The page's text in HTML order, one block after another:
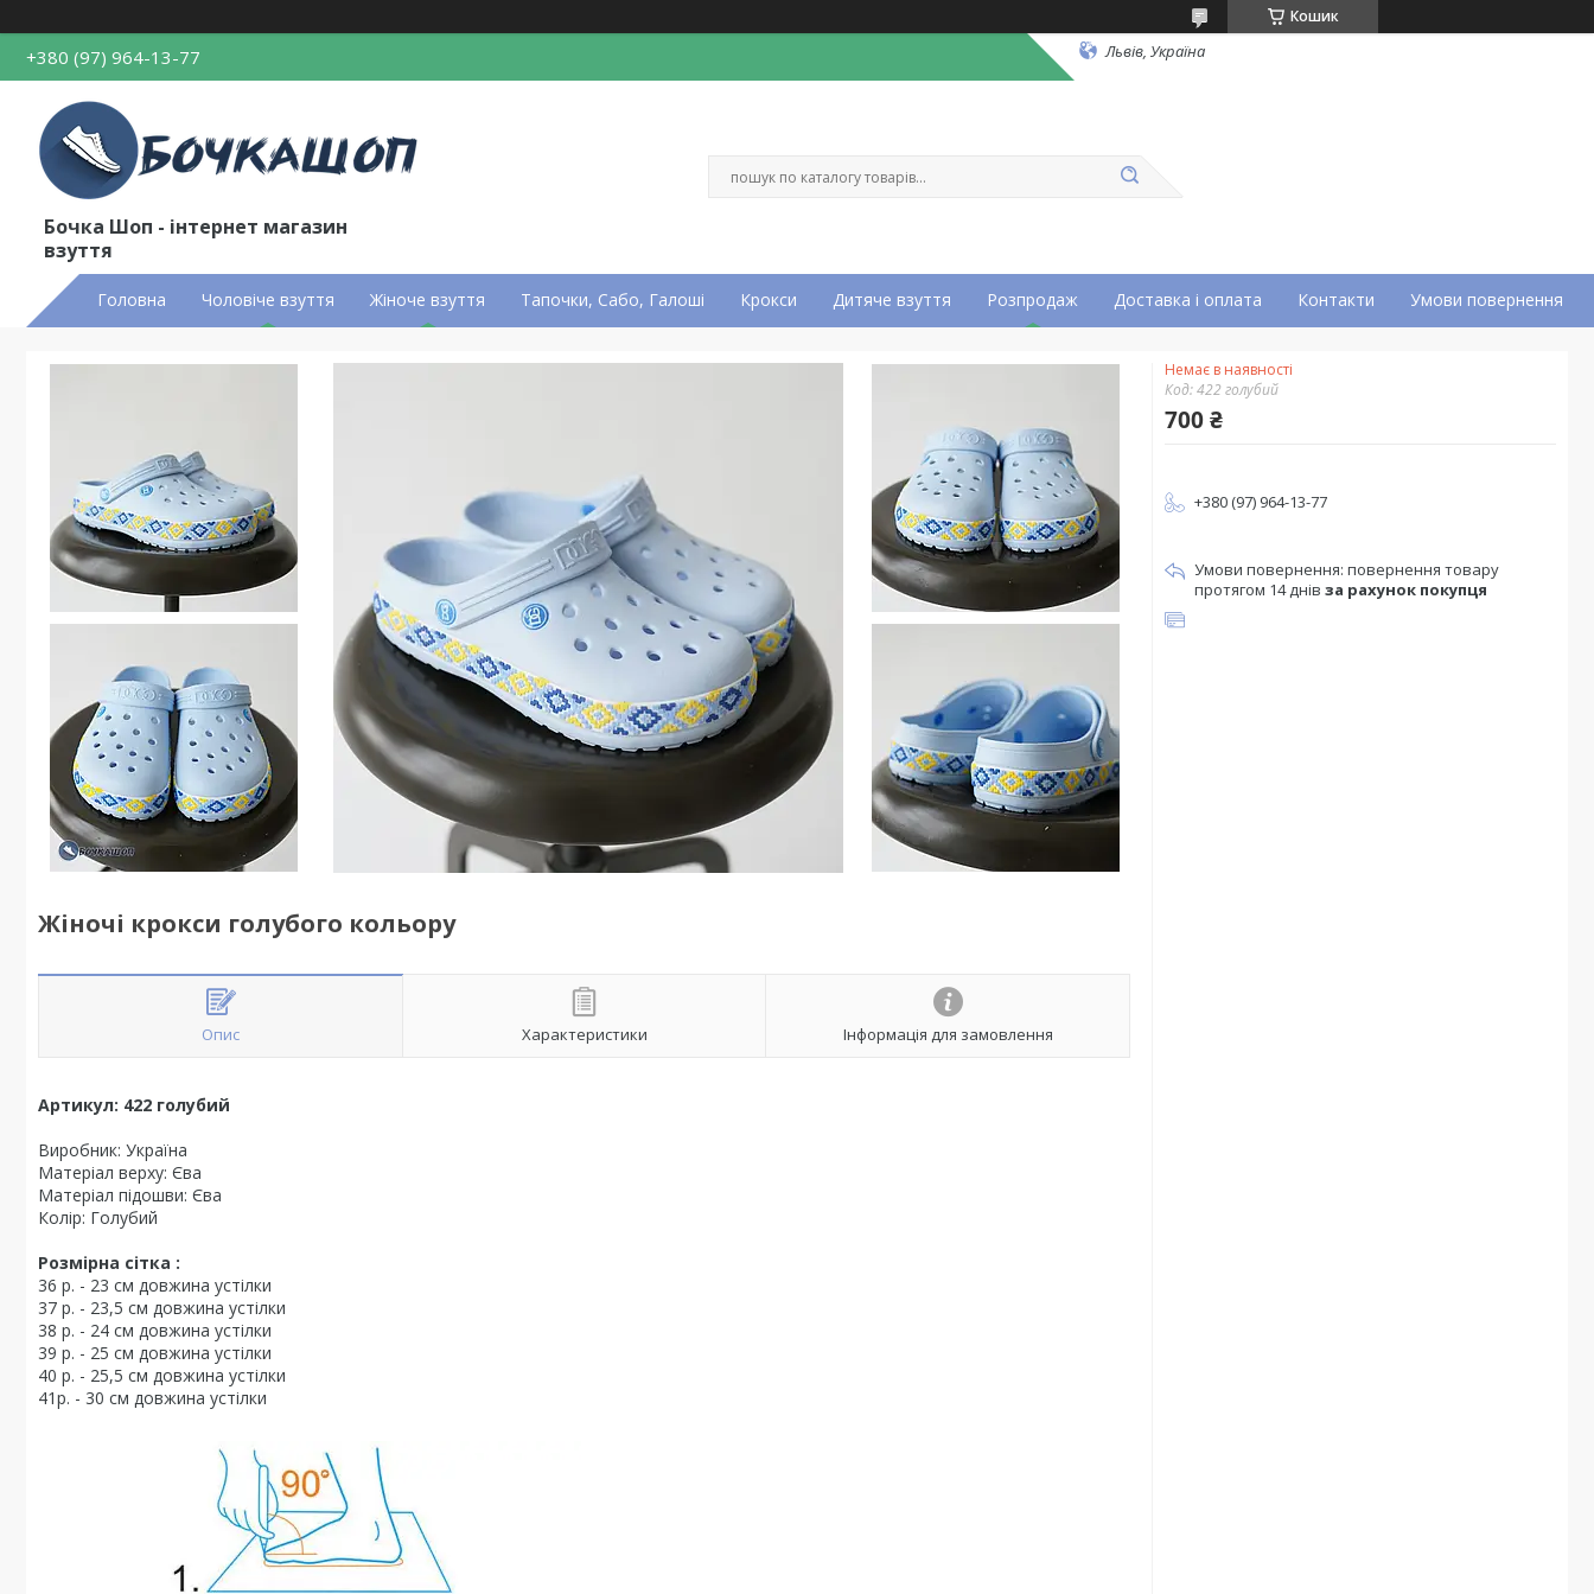
Кошик
+380 (97) 964-13-77 Львів, Україна
Бочка Шоп - інтернет магазин
взуття
Головна Чоловіче взуття Жіноче взуття Тапочки, Сабо, Галоші Крокси Дитяче взуття Розпродаж Доставка і оплата Контакти Умови повернення
Жіночі крокси голубого кольору
Опис Характеристики Інформація для замовлення
Артикул: 422 голубий
Виробник: Україна
Матеріал верху: Єва
Матеріал підошви: Єва
Колір: Голубий
Розмірна сітка :
36 р. - 23 см довжина устілки
37 р. - 23,5 см довжина устілки
38 р. - 24 см довжина устілки
39 р. - 25 см довжина устілки
40 р. - 25,5 см довжина устілки
41р. - 30 см довжина устілки
Немає в наявності
Код:422 голубий
700 ₴
+380 (97) 964-13-77
повернення товару
протягом 14 днів за рахунок покупця